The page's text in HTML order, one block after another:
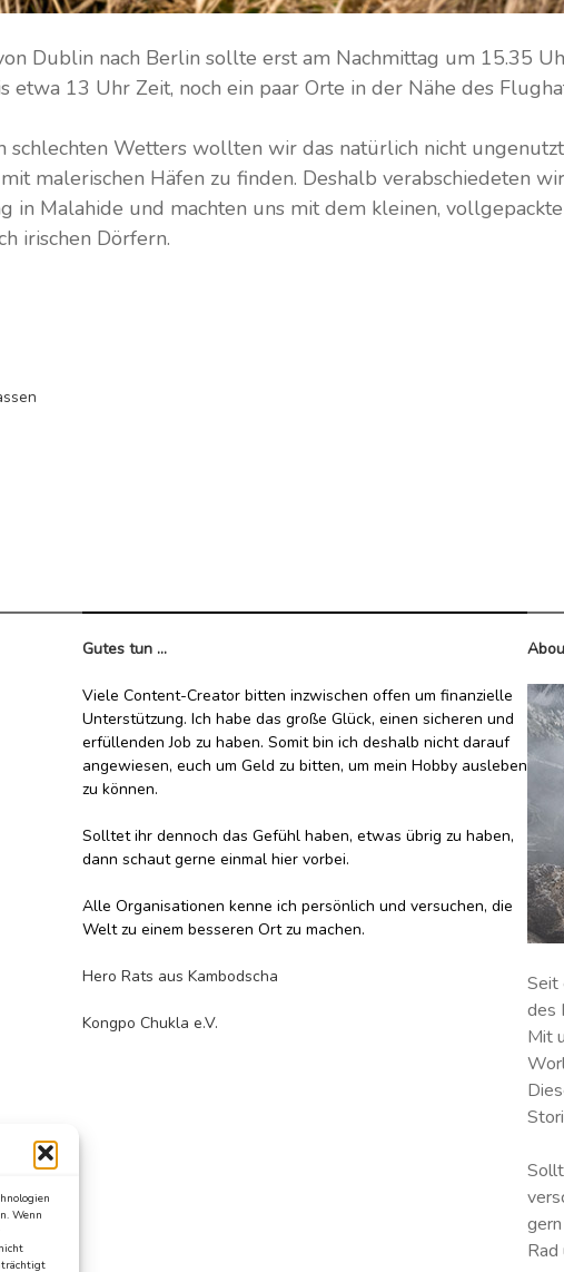
Wenn
Dublin nach Berlin sollte erst am Nachmittag um 15.35
etwa 13 Uhr Zeit, noch ein paar Orte in der Nähe des
schlechten Wetters wollten wir das natürlich nicht
malerischen Häfen zu finden. Deshalb verabschiedeten
in Malahide und machten uns mit dem kleinen,
irischen Dörfern.
Gutes tun ...
Viele Content-Creator bitten inzwischen offen um finanzielle
Unterstützung. Ich habe das große Glück, einen sicheren und
erfüllenden Job zu haben. Somit bin ich deshalb nicht darauf
angewiesen, euch um Geld zu bitten, um mein Hobby ausleben
zu können.
Solltet ihr dennoch das Gefühl haben, etwas übrig zu haben,
dann schaut gerne einmal hier vorbei.
Alle Organisationen kenne ich persönlich und versuchen, die
Welt zu einem besseren Ort zu machen.
Hero Rats aus Kambodscha
Kongpo Chukla e.V.
Seit
des
Mit